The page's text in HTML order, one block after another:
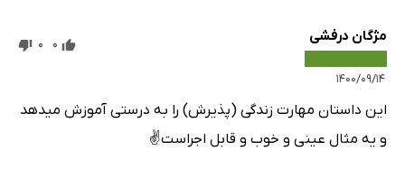
مژگان درفشی
۱۴۰۰/۰۹/۱۴
0
0
این داستان مهارت زندگی (پذیرش) را به درستی آموزش میدهد
و یه مثال عینی و خوب و قابل اجراست✌